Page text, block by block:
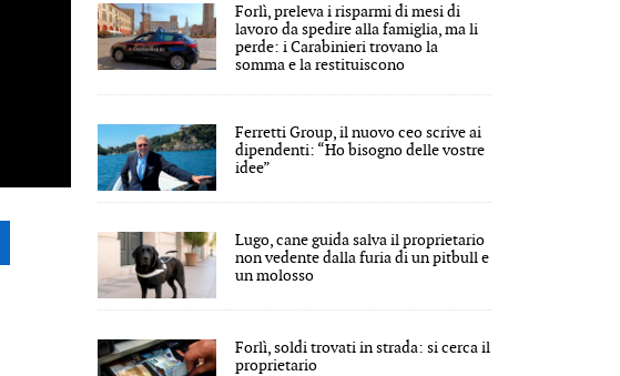
Forlì, preleva i risparmi di mesi di
lavoro da spedire alla famiglia, ma li
perde: i Carabinieri trovano la
somma e la restituiscono
Ferretti Group, il nuovo ceo scrive ai
dipendenti: “Ho bisogno delle vostre
idee”
Lugo, cane guida salva il proprietario
non vedente dalla furia di un pitbull e
un molosso
Forlì, soldi trovati in strada: si cerca il
proprietario